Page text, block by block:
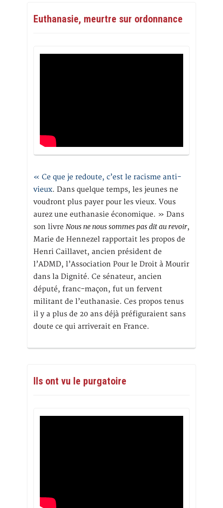
Euthanasie, meurtre sur ordonnance
« Ce que je redoute, c’est le racisme anti-
vieux. Dans quelque temps, les jeunes ne
voudront plus payer pour les vieux. Vous
aurez une euthanasie économique. » Dans
son livre Nous ne nous sommes pas dit au revoir,
Marie de Hennezel rapportait les propos de
Henri Caillavet, ancien président de
l’ADMD, l’Association Pour le Droit à Mourir
dans la Dignité. Ce sénateur, ancien
député, franc-maçon, fut un fervent
militant de l’euthanasie. Ces propos tenus
il y a plus de 20 ans déjà préfiguraient sans
doute ce qui arriverait en France.
Ils ont vu le purgatoire